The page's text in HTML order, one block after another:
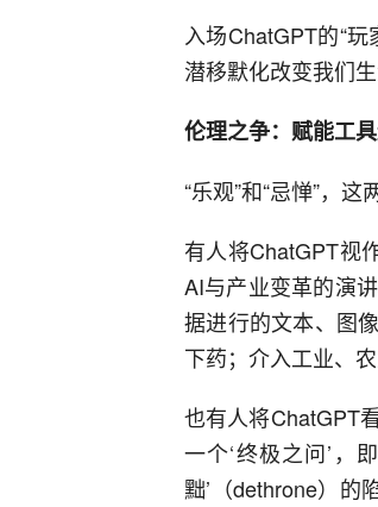
入场ChatGPT的“
潜移默化改变我们
伦理之争：赋能工
“乐观”和“忌惮”，
有人将ChatGPT视
AI与产业变革的演
据进行的文本、图
下药；介入工业、
也有人将ChatGPT
一个‘终极之问’，
黜’（dethrone）的